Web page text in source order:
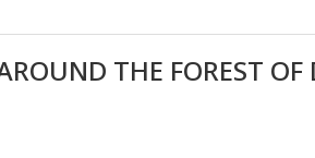
THE FOREST